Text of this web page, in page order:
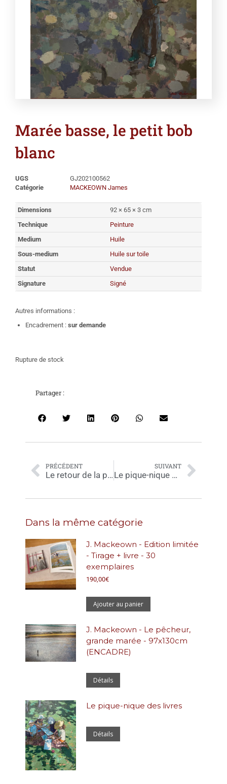
Marée basse, le petit bob
blanc
UGS
GJ202100562
Catégorie
MACKEOWN James
Dimensions
92 × 65 × 3 cm
Technique
Peinture
Medium
Huile
Sous-medium
Huile sur toile
Statut
Vendue
Signature
Signé
Autres informations :
Encadrement : sur demande
Rupture de stock
Partager :
PRÉCÉDENT
Le retour de la plage
SUIVANT
Le pique-nique des livres
Dans la même catégorie
J. Mackeown - Edition limitée
- Tirage + livre - 30
exemplaires
190,00€
Ajouter au panier
J. Mackeown - Le pêcheur,
grande marée - 97x130cm
(ENCADRE)
Détails
Le pique-nique des livres
Détails